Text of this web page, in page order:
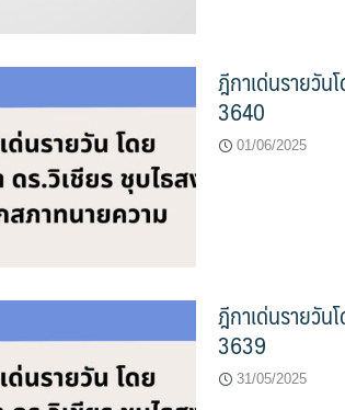
ฎีกาเด่นรายวั
3640
01/06/2025
ฎีกาเด่นรายวั
3639
31/05/2025